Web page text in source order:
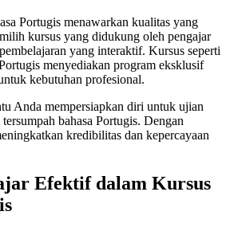
Portugis menawarkan kualitas yang
kursus yang didukung oleh pengajar
yang interaktif. Kursus seperti
menyediakan program eksklusif
kebutuhan profesional.
Anda mempersiapkan diri untuk ujian
bahasa Portugis. Dengan
kredibilitas dan kepercayaan
Efektif dalam Kursus